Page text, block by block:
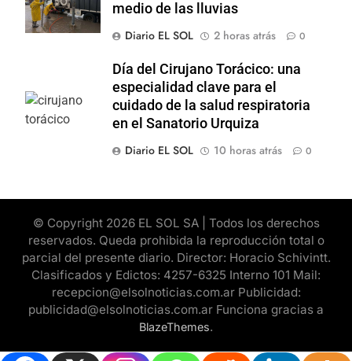
medio de las lluvias
Diario EL SOL
2 horas atrás 0
Día del Cirujano Torácico: una
especialidad clave para el
cuidado de la salud respiratoria
en el Sanatorio Urquiza
Diario EL SOL
10 horas atrás 0
© Copyright 2026 EL SOL SA | Todos los derechos
reservados. Queda prohibida la reproducción total o
parcial del presente diario. Director: Horacio Schivintt.
Clasificados y Edictos: 4257-6325 Interno 101 Mail:
recepcion@elsolnoticias.com.ar Publicidad:
publicidad@elsolnoticias.com.ar Funciona gracias a
BlazeThemes.